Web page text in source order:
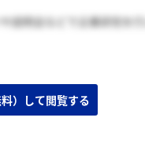
説明会などで企業研究を行
）して閲覧する